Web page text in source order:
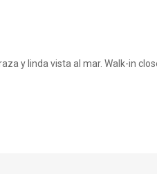
y linda vista al mar. Walk-in